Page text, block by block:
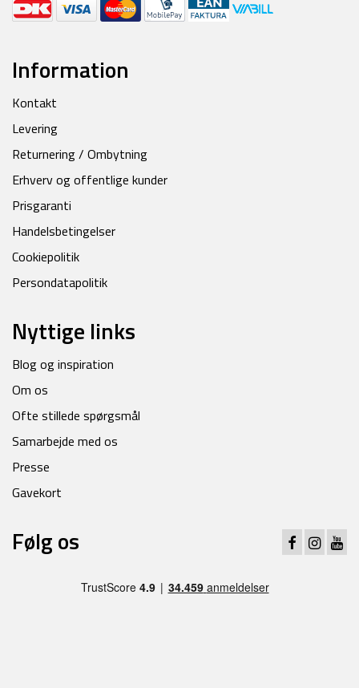
Information
Kontakt
Levering
Returnering / Ombytning
Erhverv og offentlige kunder
Prisgaranti
Handelsbetingelser
Cookiepolitik
Persondatapolitik
Nyttige links
Blog og inspiration
Om os
Ofte stillede spørgsmål
Samarbejde med os
Presse
Gavekort
Følg os